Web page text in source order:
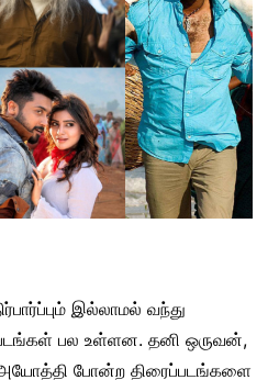
இல்லாமல் வந்து
பல உள்ளன. தனி ஒருவன்,
போன்ற திரைப்படங்களை